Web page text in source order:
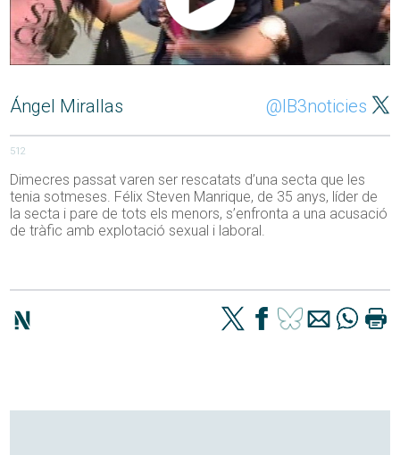
Ángel Mirallas @IB3noticies
512
Dimecres passat varen ser rescatats d’una secta que les
tenia sotmeses. Félix Steven Manrique, de 35 anys, líder de
la secta i pare de tots els menors, s’enfronta a una acusació
de tràfic amb explotació sexual i laboral.